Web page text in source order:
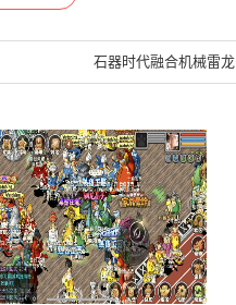
石器时代融合机械雷龙